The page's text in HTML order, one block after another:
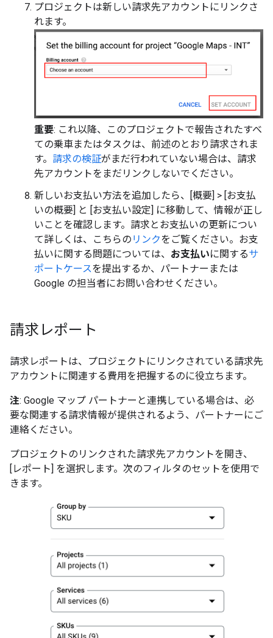
プロジェクトは新しい請求先アカウントにリンクさ
れます。
重要: これ以降、このプロジェクトで報告されたすべ
ての乗車またはタスクは、前述のとおり請求されま
す。 請求の検証がまだ行われていない場合は、請求
先アカウントをまだリンクしないでください。
新しいお支払い方法を追加したら、[概要] > [お支払
いの概要] と [お支払い設定] に移動して、情報が正し
いことを確認します。請求とお支払いの更新につい
て詳しくは、こちらの リンクをご覧ください。お支
払いに関する問題については、 お支払いに関するサ
ポートケースを提出するか、パートナーまたは
Google の担当者にお問い合わせください。
請求レポート
請求レポートは、プロジェクトにリンクされている請求先
アカウントに関連する費用を把握するのに役立ちます。
注: Google マップ パートナーと連携している場合は、必
要な関連する請求情報が提供されるよう、パートナーにご
連絡ください。
プロジェクトのリンクされた請求先アカウントを開き、
[レポート] を選択します。次のフィルタのセットを使用で
きます。